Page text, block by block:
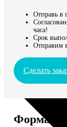
Отправь в
часа!
Срок
Отправим
Сделать
Форматы